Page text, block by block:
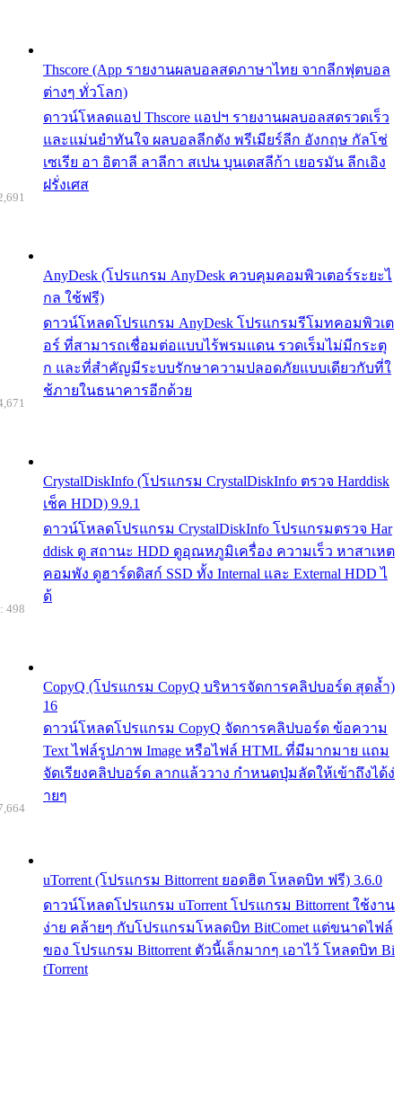
Thscore (App รายงานผลบอลสดภาษาไทย จากลีกฟุตบอล
ต่างๆ ทั่วโลก)
ดาวน์โหลดแอป Thscore แอปฯ รายงานผลบอลสดรวดเร็ว
และแม่นยำทันใจ ผลบอลลีกดัง พรีเมียร์ลีก อังกฤษ กัลโช่
เซเรีย อา อิตาลี ลาลีกา สเปน บุนเดสลีก้า เยอรมัน ลีกเอิง
ฝรั่งเศส
AnyDesk (โปรแกรม AnyDesk ควบคุมคอมพิวเตอร์ระยะไ
กล ใช้ฟรี)
ดาวน์โหลดโปรแกรม AnyDesk โปรแกรมรีโมทคอมพิวเต
อร์ ที่สามารถเชื่อมต่อแบบไร้พรมแดน รวดเร็มไม่มีกระตุ
ก และที่สำคัญมีระบบรักษาความปลอดภัยแบบเดียวกับที่ใ
ช้ภายในธนาคารอีกด้วย
CrystalDiskInfo (โปรแกรม CrystalDiskInfo ตรวจ Harddisk
เช็ค HDD) 9.9.1
ดาวน์โหลดโปรแกรม CrystalDiskInfo โปรแกรมตรวจ Har
ddisk ดู สถานะ HDD ดูอุณหภูมิเครื่อง ความเร็ว หาสาเหต
คอมพัง ดูฮาร์ดดิสก์ SSD ทั้ง Internal และ External HDD ไ
ด้
CopyQ (โปรแกรม CopyQ บริหารจัดการคลิปบอร์ด สุดล้ำ)
16
ดาวน์โหลดโปรแกรม CopyQ จัดการคลิปบอร์ด ข้อความ
Text ไฟล์รูปภาพ Image หรือไฟล์ HTML ที่มีมากมาย แถม
จัดเรียงคลิปบอร์ด ลากแล้ววาง กำหนดปุ่มลัดให้เข้าถึงได้ง่
ายๆ
498
uTorrent (โปรแกรม Bittorrent ยอดฮิต โหลดบิท ฟรี) 3.6.0
ดาวน์โหลดโปรแกรม uTorrent โปรแกรม Bittorrent ใช้งาน
ง่าย คล้ายๆ กับโปรแกรมโหลดบิท BitComet แต่ขนาดไฟล์
ของ โปรแกรม Bittorrent ตัวนี้เล็กมากๆ เอาไว้ โหลดบิท Bi
tTorrent